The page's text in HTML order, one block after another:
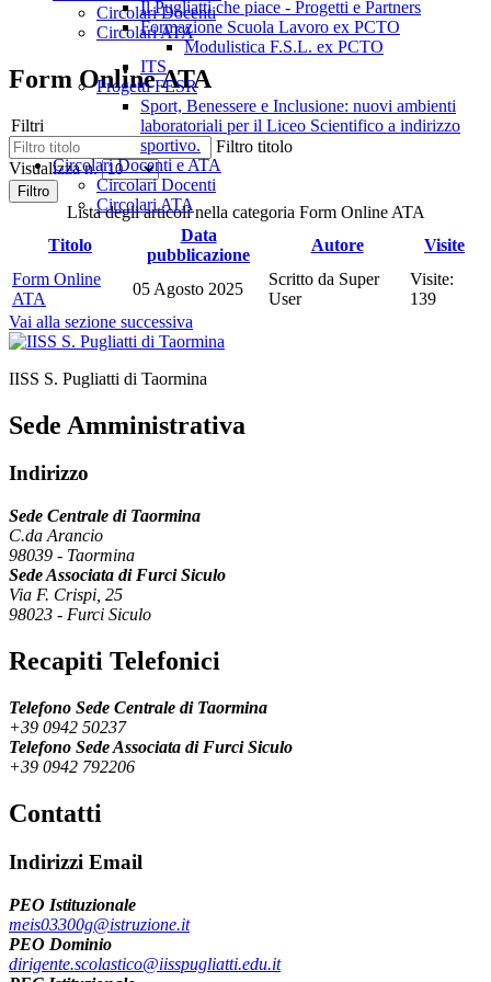
Il Pugliatti che piace - Progetti e Partners
Formazione Scuola Lavoro ex PCTO
Modulistica F.S.L. ex PCTO
ITS
Progetti FESR
Sport, Benessere e Inclusione: nuovi ambienti
laboratoriali per il Liceo Scientifico a indirizzo
sportivo.
Circolari Docenti e ATA
Circolari Docenti
Circolari ATA
Circolari Docenti
Circolari ATA
Form Online ATA
Filtri
Filtro titolo
Visualizza n.
Filtro
Lista degli articoli nella categoria Form Online ATA
Titolo
Data
pubblicazione
Autore
Visite
Form Online
ATA
05 Agosto 2025
Scritto da Super
User
Visite:
139
Vai alla sezione successiva
IISS S. Pugliatti di Taormina
Sede Amministrativa
Indirizzo
Sede Centrale di Taormina
C.da Arancio
98039 - Taormina
Sede Associata di Furci Siculo
Via F. Crispi, 25
98023 - Furci Siculo
Recapiti Telefonici
Telefono Sede Centrale di Taormina
+39 0942 50237
Telefono Sede Associata di Furci Siculo
+39 0942 792206
Contatti
Indirizzi Email
PEO Istituzionale
meis03300g@istruzione.it
PEO Dominio
dirigente.scolastico@iisspugliatti.edu.it